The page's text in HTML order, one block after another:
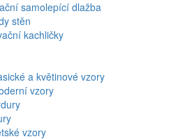
samolepící dlažba
stěn
kachličky
a květinové vzory
vzory
vzory